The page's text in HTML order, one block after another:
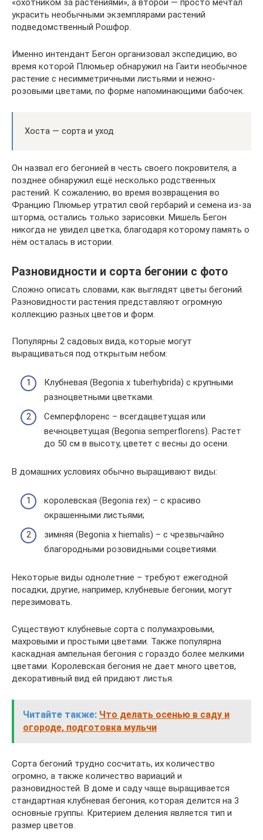
«охотником за растениями», а второй — просто мечтал
украсить необычными экземплярами растений
подведомственный Рошфор.
Именно интендант Бегон организовал экспедицию, во
время которой Плюмьер обнаружил на Гаити необычное
растение с несимметричными листьями и нежно-
розовыми цветами, по форме напоминающими бабочек.
Хоста — сорта и уход
Он назвал его бегонией в честь своего покровителя, а
позднее обнаружил ещё несколько родственных
растений. К сожалению, во время возвращения во
Францию Плюмьер утратил свой гербарий и семена из-за
шторма, остались только зарисовки. Мишель Бегон
никогда не увидел цветка, благодаря которому память о
нём осталась в истории.
Разновидности и сорта бегонии с фото
Сложно описать словами, как выглядят цветы бегоний.
Разновидности растения представляют огромную
коллекцию разных цветов и форм.
Популярны 2 садовых вида, которые могут
выращиваться под открытым небом:
Клубневая (Begonia x tuberhybrida) с крупными
разноцветными цветками.
Семперфлоренс – всегдацветущая или
вечноцветущая (Begonia semperflorens). Растет
до 50 см в высоту, цветет с весны до осени.
В домашних условиях обычно выращивают виды:
королевская (Begonia rex) – с красиво
окрашенными листьями;
зимняя (Begonia x hiemalis) – с чрезвычайно
благородными розовидными соцветиями.
Некоторые виды однолетние – требуют ежегодной
посадки, другие, например, клубневые бегонии, могут
перезимовать.
Существуют клубневые сорта с полумахровыми,
махровыми и простыми цветами. Также популярна
каскадная ампельная бегония с гораздо более мелкими
цветами. Королевская бегония не дает много цветов,
декоративный вид ей придают листья.
Читайте также: Что делать осенью в саду и
огороде, подготовка мульчи
Сорта бегоний трудно сосчитать, их количество
огромно, а также количество вариаций и
разновидностей. В доме и саду чаще выращивается
стандартная клубневая бегония, которая делится на 3
основные группы. Критерием деления является тип и
размер цветов.